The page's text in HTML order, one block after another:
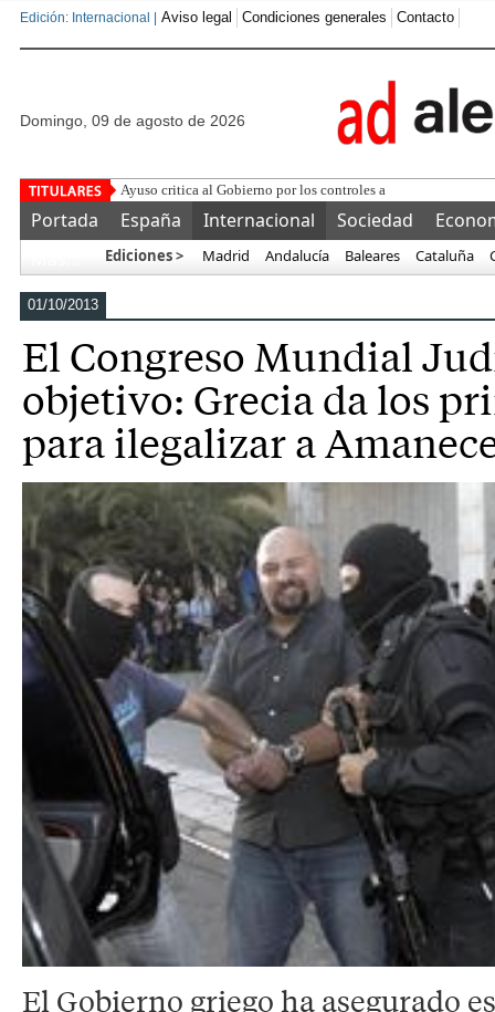
Edición: Internacional | Aviso legal Condiciones generales Contacto
domingo, 09 de agosto de 2026
Ayuso critica al Gobierno por los controles a viajeros de
Portada España Internacional Sociedad
Ediciones > Madrid Andalucía Baleares Cataluña
01/10/2013
El Congreso Mundial
objetivo: Grecia da los
para ilegalizar a
El Gobierno griego ha asegurado